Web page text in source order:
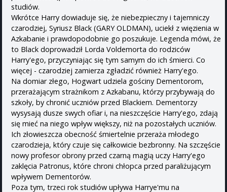
studiów.
Wkrótce Harry dowiaduje się, że niebezpieczny i tajemniczy
czarodziej, Syriusz Black (GARY OLDMAN), uciekł z więzienia w
Azkabanie i prawdopodobnie go poszukuje. Legenda mówi, że
to Black doprowadził Lorda Voldemorta do rodziców
Harry'ego, przyczyniając się tym samym do ich śmierci. Co
więcej - czarodziej zamierza zgładzić również Harry'ego.
Na domiar złego, Hogwart udziela gościny Dementorom,
przerażającym strażnikom z Azkabanu, którzy przybywają do
szkoły, by chronić uczniów przed Blackiem. Dementorzy
wysysają dusze swych ofiar i, na nieszczęście Harry'ego, zdają
się mieć na niego wpływ większy, niż na pozostałych uczniów.
Ich złowieszcza obecność śmiertelnie przeraża młodego
czarodzieja, który czuje się całkowicie bezbronny. Na szczęście
nowy profesor obrony przed czarną magią uczy Harry'ego
zaklęcia Patronus, które chroni chłopca przed paraliżującym
wpływem Dementorów.
Poza tym, trzeci rok studiów upływa Harrye'mu na